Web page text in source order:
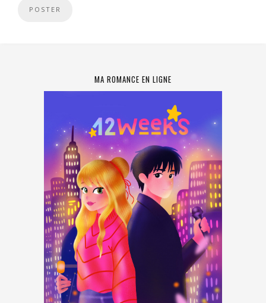
MA ROMANCE EN LIGNE